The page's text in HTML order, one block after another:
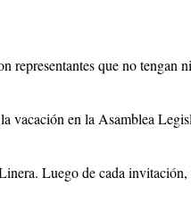
que no tengan
vacación en la Asamblea
Luego de cada